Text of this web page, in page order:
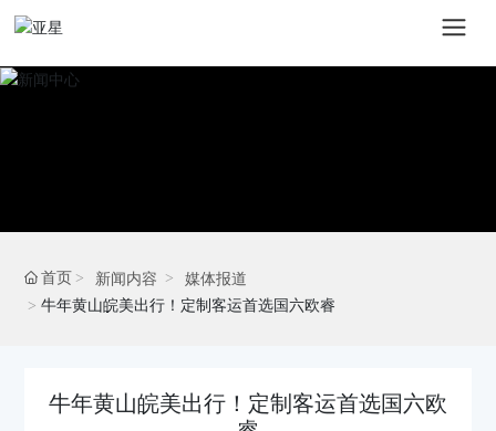
首页 新闻内容
媒体报道
牛年黄山皖美出行！定制客运首选国六欧睿
牛年黄山皖美出行！定制客运首选国六欧